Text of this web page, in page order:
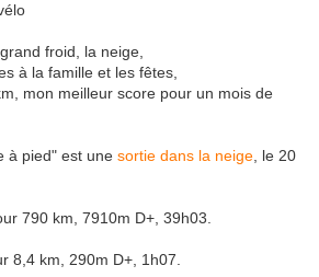
froid, la neige,
à la famille et les fêtes,
mon meilleur score pour un mois de
à pied" est une sortie dans la neige , le 20
790 km, 7910m D+, 39h03.
8,4 km, 290m D+, 1h07.